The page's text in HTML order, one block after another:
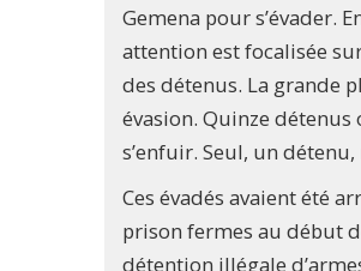
Gemena pour s’évader.
attention est focalisée
des détenus. La grande
évasion. Quinze
s’enfuir. Seul, un détenu,
Ces évadés avaient été
prison fermes au début
détention illégale